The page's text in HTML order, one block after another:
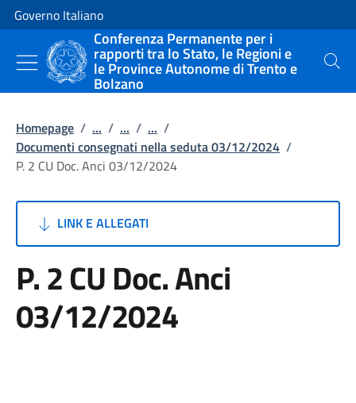
Vai al contenuto
Vai alla navigazione del sito
Governo Italiano
Conferenza Permanente per i
rapporti tra lo Stato, le Regioni e
le Province Autonome di Trento e
Bolzano
Cerca
Homepage / ... / ... / ... /
Documenti consegnati nella seduta 03/12/2024 /
P. 2 CU Doc. Anci 03/12/2024
LINK E ALLEGATI
P. 2 CU Doc. Anci
03/12/2024